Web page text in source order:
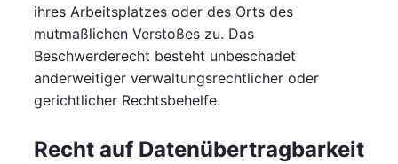
ihres Arbeitsplatzes oder des Orts des
mutmaßlichen Verstoßes zu. Das
Beschwerderecht besteht unbeschadet
anderweitiger verwaltungsrechtlicher oder
gerichtlicher Rechtsbehelfe.
Recht auf Daten­übertrag­barkeit